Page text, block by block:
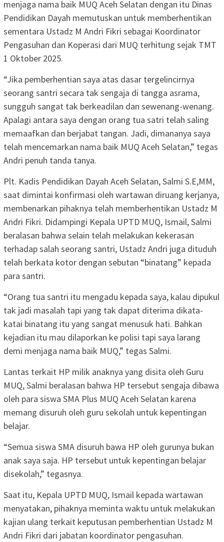
menjaga nama baik MUQ Aceh Selatan dengan itu Dinas
Pendidikan Dayah memutuskan untuk memberhentikan
sementara Ustadz M Andri Fikri sebagai Koordinator
Pengasuhan dan Koperasi dari MUQ terhitung sejak TMT
1 Oktober 2025.
“Jika pemberhentian saya atas dasar tergelincirnya
seorang santri secara tak sengaja di tangga asrama,
sungguh sangat tak berkeadilan dan sewenang-wenang.
Apalagi antara saya dengan orang tua satri telah saling
memaafkan dan berjabat tangan. Jadi, dimananya saya
telah mencemarkan nama baik MUQ Aceh Selatan,” tegas
Andri penuh tanda tanya.
Plt. Kadis Pendidikan Dayah Aceh Selatan, Salmi S.E,MM,
saat dimintai konfirmasi oleh wartawan diruang kerjanya,
membenarkan pihaknya telah memberhentikan Ustadz M
Andri Fikri. Didampingi Kepala UPTD MUQ, Ismail, Salmi
beralasan bahwa selain telah melakukan kekerasan
terhadap salah seorang santri, Ustadz Andri juga dituduh
telah berkata kotor dengan sebutan “binatang” kepada
para santri.
“Orang tua santri itu mengadu kepada saya, kalau dipukul
tak jadi masalah tapi yang tak dapat diterima dikata-
katai binatang itu yang sangat menusuk hati. Bahkan
kejadian itu mau dilaporkan ke polisi tapi saya larang
demi menjaga nama baik MUQ,” tegas Salmi.
Lantas terkait HP milik anaknya yang disita oleh Guru
MUQ, Salmi beralasan bahwa HP tersebut sengaja dibawa
oleh para siswa SMA Plus MUQ Aceh Selatan karena
memang disuruh oleh guru sekolah untuk kepentingan
belajar.
“Semua siswa SMA disuruh bawa HP oleh gurunya bukan
anak saya saja. HP tersebut untuk kepentingan belajar
disekolah,” tegasnya.
Saat itu, Kepala UPTD MUQ, Ismail kepada wartawan
menyatakan, pihaknya meminta waktu untuk melakukan
kajian ulang terkait keputusan pemberhentian Ustadz M
Andri Fikri dari jabatan koordinator pengasuhan.